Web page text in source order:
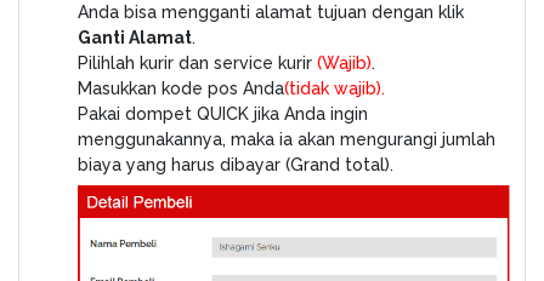
Anda bisa mengganti alamat tujuan dengan klik
Ganti Alamat.
Pilihlah kurir dan service kurir (Wajib).
Masukkan kode pos Anda(tidak wajib).
Pakai dompet QUICK jika Anda ingin
menggunakannya, maka ia akan mengurangi jumlah
biaya yang harus dibayar (Grand total).